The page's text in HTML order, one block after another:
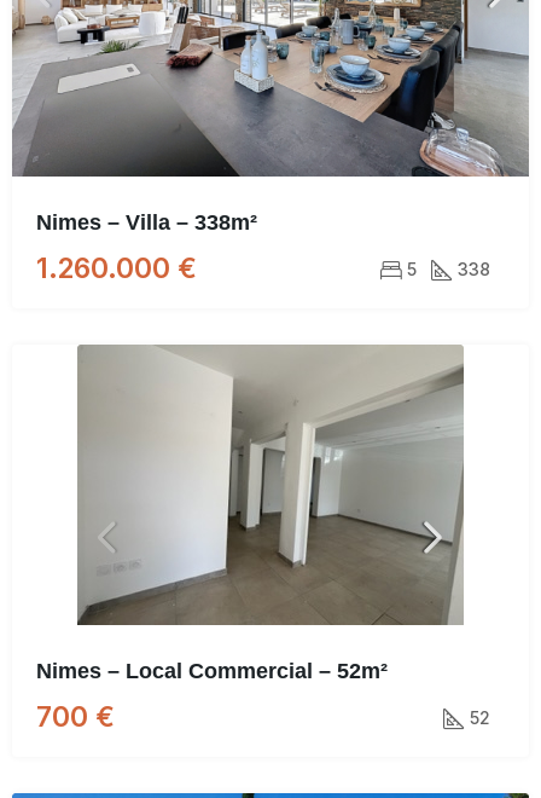
Nimes – Villa – 338m²
1.260.000 € 5 338
Nimes – Local Commercial – 52m²
700 € 52